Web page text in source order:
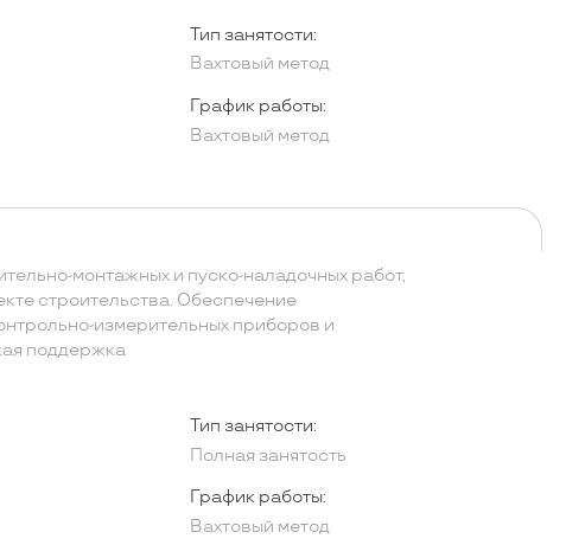
Тип занятости:
Вахтовый метод
График работы:
Вахтовый метод
монтажных и пуско-наладочных работ,
строительства. Обеспечение
измерительных приборов и
поддержка
Тип занятости:
Полная занятость
График работы:
Вахтовый метод